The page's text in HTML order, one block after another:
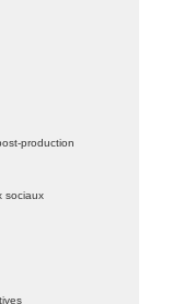
production
sociaux